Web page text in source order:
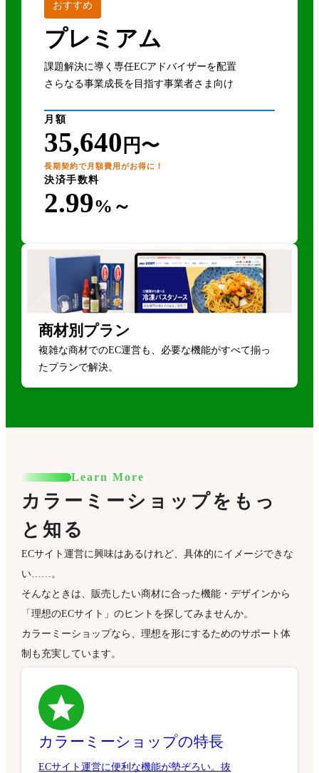
おすすめ
プレミアム
課題解決に導く専任ECアドバイザーを配置
さらなる事業成長を目指す事業者さま向け
月額
35,640 円〜
長期契約で月額費用がお得に！
決済手数料
2.99%～
商材別プラン
複雑な商材でのEC運営も、必要な機能がすべて揃っ
たプランで解決。
Learn More
カラーミーショップをもっ
と知る
ECサイト運営に興味はあるけれど、具体的にイメージできな
い……。
そんなときは、販売したい商材に合った機能・デザインから
「理想のECサイト」のヒントを探してみませんか。
カラーミーショップなら、理想を形にするためのサポート体
制も充実しています。
カラーミーショップの特長
ECサイト運営に便利な機能が勢ぞろい。抜